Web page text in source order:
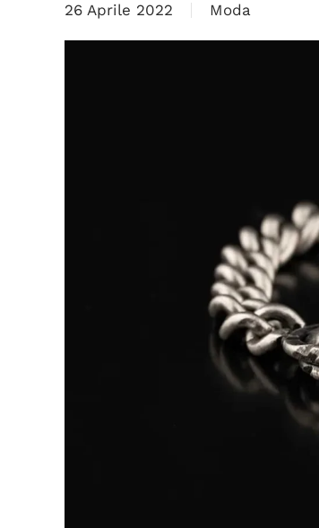
26 Aprile 2022 Moda